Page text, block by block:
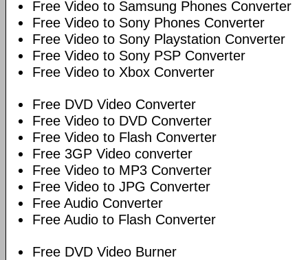
Free Video to Samsung Phones Converter
Free Video to Sony Phones Converter
Free Video to Sony Playstation Converter
Free Video to Sony PSP Converter
Free Video to Xbox Converter
Free DVD Video Converter
Free Video to DVD Converter
Free Video to Flash Converter
Free 3GP Video converter
Free Video to MP3 Converter
Free Video to JPG Converter
Free Audio Converter
Free Audio to Flash Converter
Free DVD Video Burner